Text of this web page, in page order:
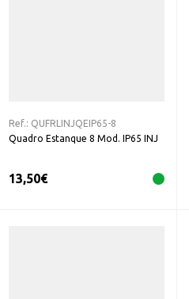
Ref.: QUFRLINJQEIP65-8
Quadro Estanque 8 Mod. IP65 INJ
13,50€